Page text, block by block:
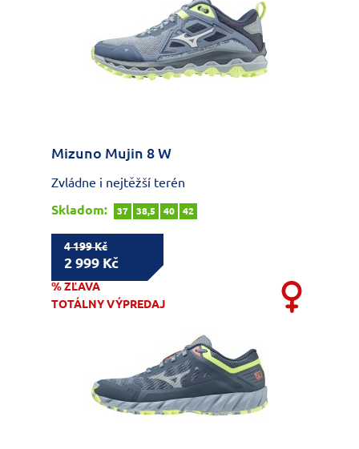
Mizuno Mujin 8 W
Zvládne i nejtěžší terén
Skladom:
37 38,5 40 42
4 199 Kč
2 999 Kč
% ZĽAVA
TOTÁLNY VÝPREDAJ